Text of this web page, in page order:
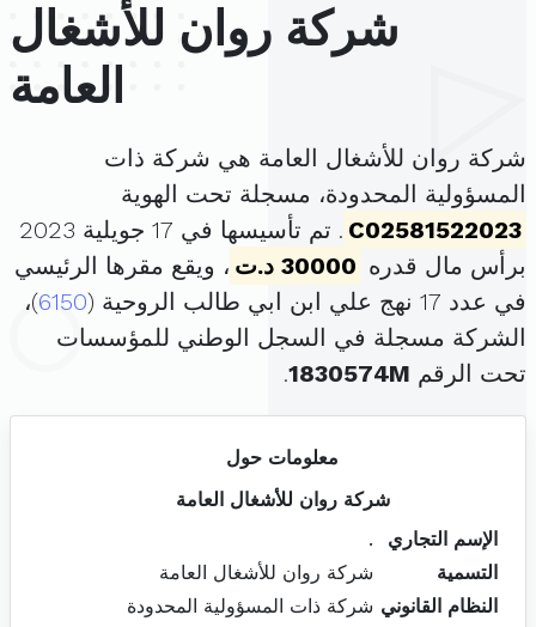
شركة روان للأشغال
العامة
شركة روان للأشغال العامة هي شركة ذات
المسؤولية المحدودة، مسجلة تحت الهوية
C02581522023
. تم تأسيسها في 17 جويلية 2023
برأس مال قدره 30000 د.ت
، ويقع مقرها الرئيسي
في عدد 17 نهج علي ابن ابي طالب الروحية (
6150)،
الشركة مسجلة في السجل الوطني للمؤسسات
تحت الرقم 1830574M
.
معلومات حول
شركة روان للأشغال العامة
الإسم التجاري
.
التسمية
شركة روان للأشغال العامة
النظام القانوني شركة ذات المسؤولية المحدودة